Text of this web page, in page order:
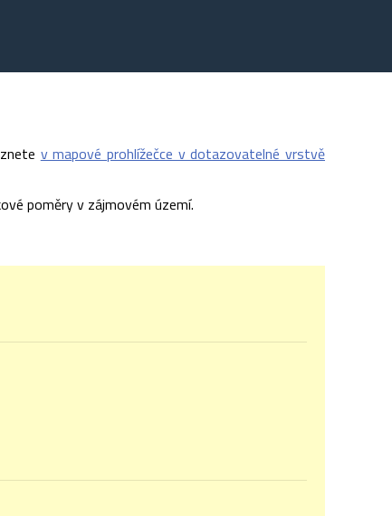
v mapové prohlížečce v dotazovatelné vrstvě
poměry v zájmovém území.